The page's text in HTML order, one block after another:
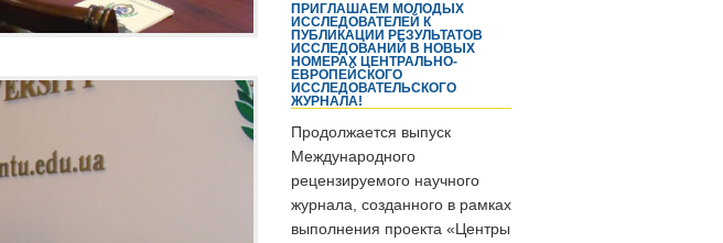
ПРИГЛАШАЕМ МОЛОДЫХ
ИССЛЕДОВАТЕЛЕЙ К
ПУБЛИКАЦИИ РЕЗУЛЬТАТОВ
ИССЛЕДОВАНИЙ В НОВЫХ
НОМЕРАХ ЦЕНТРАЛЬНО-
ЕВРОПЕЙСКОГО
ИССЛЕДОВАТЕЛЬСКОГО
ЖУРНАЛА!
Продолжается выпуск
Международного
рецензируемого научного
журнала, созданного в рамках
выполнения проекта «Центры